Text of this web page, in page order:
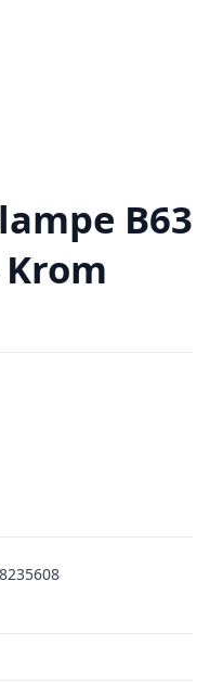
B63
Krom